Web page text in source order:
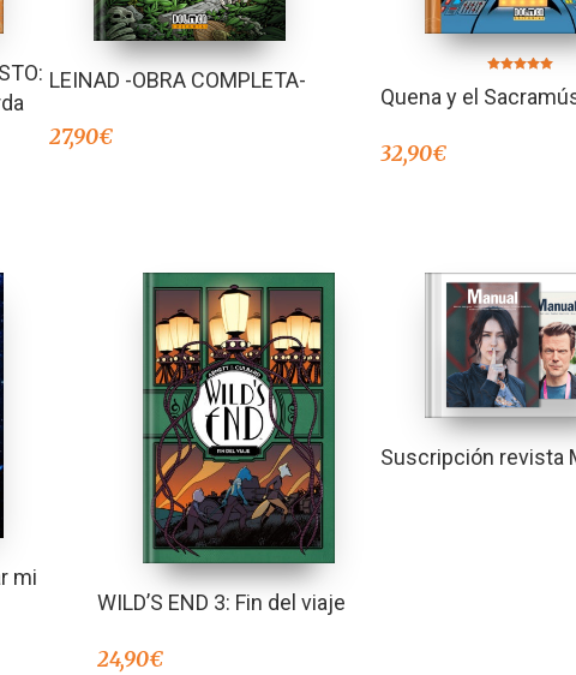
LEINAD -OBRA COMPLETA-
27,90€
5.00
de 5
Quena y el
32,90€
mi
WILD’S END 3: Fin del viaje
24,90€
Suscripción revista